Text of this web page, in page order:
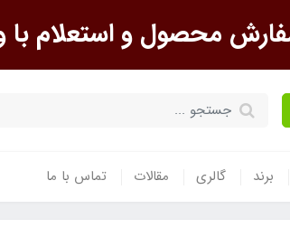
محصول و استعلام با
برند گالری مقالات تماس با ما